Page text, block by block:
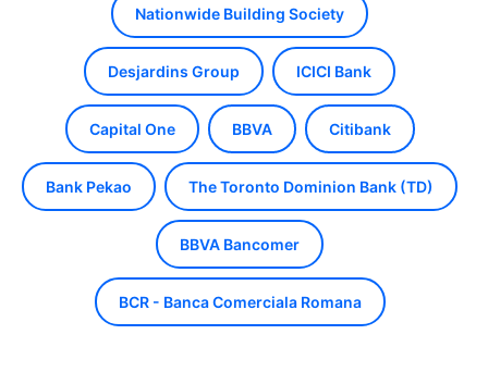
Nationwide Building Society
Desjardins Group ICICI Bank
Capital One BBVA Citibank
Bank Pekao The Toronto Dominion Bank (TD)
BBVA Bancomer
BCR - Banca Comerciala Romana